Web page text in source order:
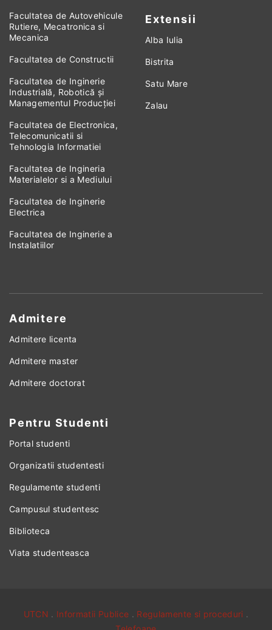
Facultatea de Autovehicule
Rutiere, Mecatronica si
Mecanica
Facultatea de Constructii
Facultatea de Inginerie
Industrială, Robotică și
Managementul Producției
Facultatea de Electronica,
Telecomunicatii si
Tehnologia Informatiei
Facultatea de Ingineria
Materialelor si a Mediului
Facultatea de Inginerie
Electrica
Facultatea de Inginerie a
Instalatiilor
Extensii
Alba Iulia
Bistrita
Satu Mare
Zalau
Admitere
Admitere licenta
Admitere master
Admitere doctorat
Pentru Studenti
Portal studenti
Organizatii studentesti
Regulamente studenti
Campusul studentesc
Biblioteca
Viata studenteasca
UTCN . Informatii Publice . Regulamente si proceduri .